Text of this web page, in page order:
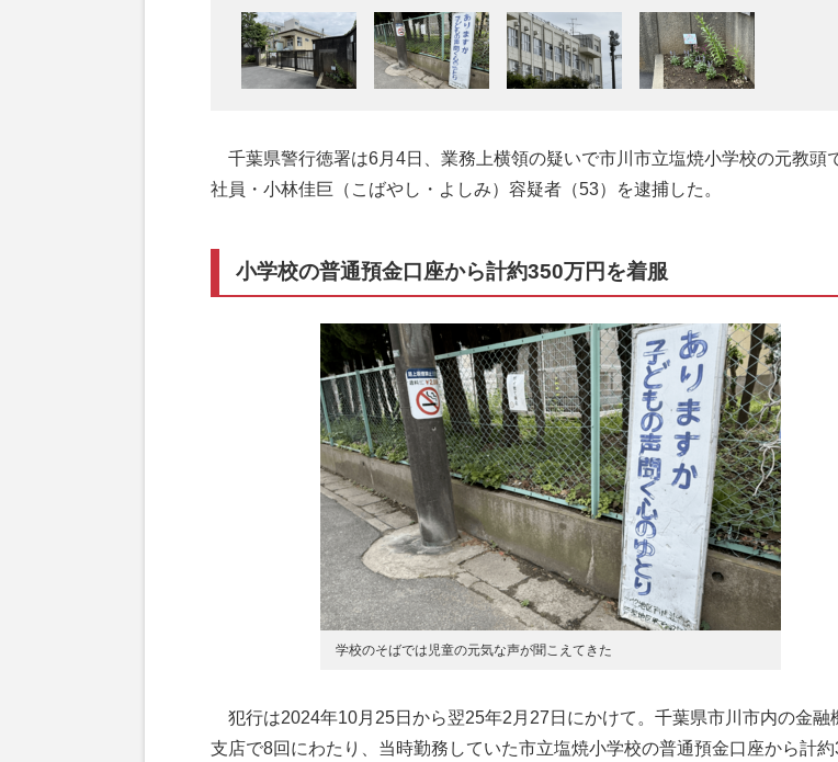
千葉県警行徳署は6月4日、業務上横領の疑いで市川市立塩焼小学校の元教頭
社員・小林佳巨（こばやし・よしみ）容疑者（53）を逮捕した。
小学校の普通預金口座から計約350万円を着服
学校のそばでは児童の元気な声が聞こえてきた
犯行は2024年10月25日から翌25年2月27日にかけて。千葉県市川市内の金融
支店で8回にわたり、当時勤務していた市立塩焼小学校の普通預金口座から計